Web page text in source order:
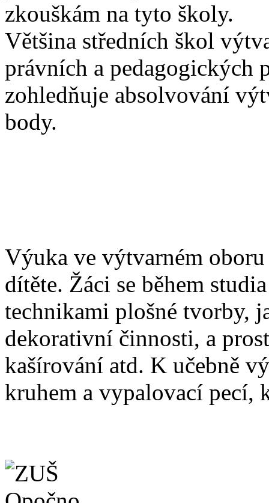
zkouškám na tyto školy.
Většina středních škol
právních a pedagogických
zohledňuje absolvování
body.
Výuka ve výtvarném
dítěte. Žáci se během
technikami plošné tvorby,
dekorativní činnosti, a
kašírování atd. K učebně
kruhem a vypalovací pecí,